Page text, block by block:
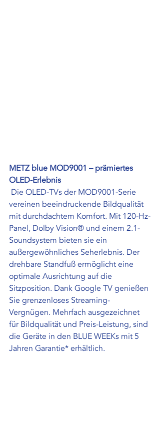
METZ blue MOD9001 – prämiertes
OLED-Erlebnis
Die OLED-TVs der MOD9001-Serie
vereinen beeindruckende Bildqualität
mit durchdachtem Komfort. Mit 120-Hz-
Panel, Dolby Vision® und einem 2.1-
Soundsystem bieten sie ein
außergewöhnliches Seherlebnis. Der
drehbare Standfuß ermöglicht eine
optimale Ausrichtung auf die
Sitzposition. Dank Google TV genießen
Sie grenzenloses Streaming-
Vergnügen. Mehrfach ausgezeichnet
für Bildqualität und Preis-Leistung, sind
die Geräte in den BLUE WEEKs mit 5
Jahren Garantie* erhältlich.